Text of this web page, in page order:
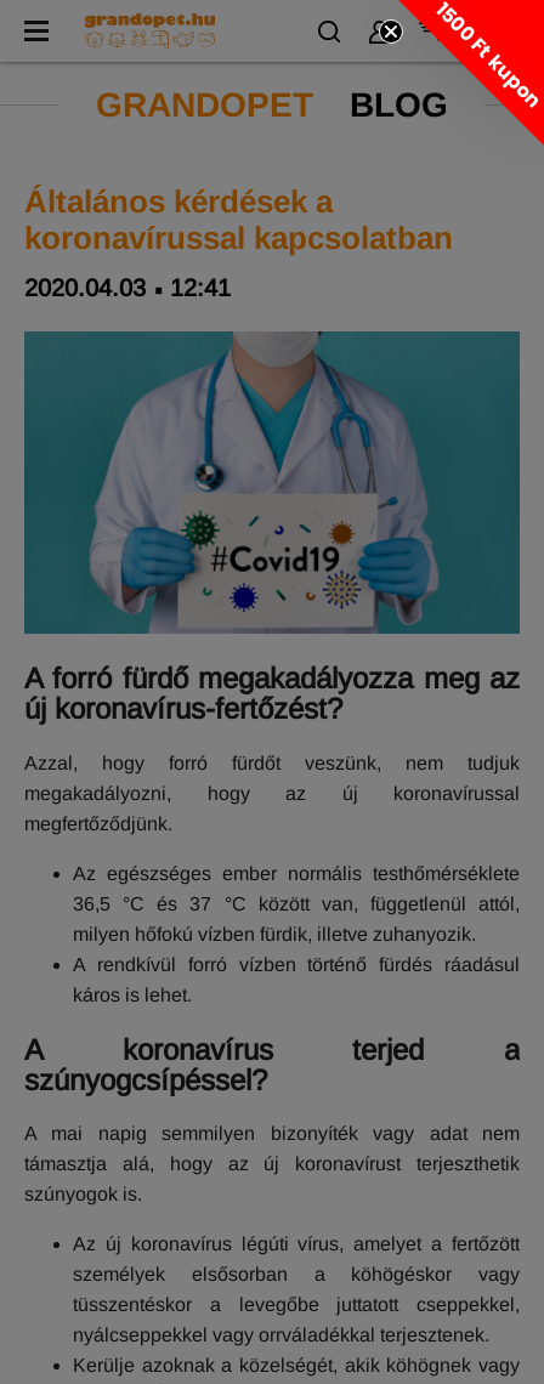
GRANDOPET BLOG
Általános kérdések a
koronavírussal kapcsolatban
2020.04.03 12:41
A forró fürdő megakadályozza meg az
új koronavírus-fertőzést?
Azzal, hogy forró fürdőt veszünk, nem tudjuk
megakadályozni, hogy az új koronavírussal
megfertőződjünk.
Az egészséges ember normális testhőmérséklete
36,5 °C és 37 °C között van, függetlenül attól,
milyen hőfokú vízben fürdik, illetve zuhanyozik.
A rendkívül forró vízben történő fürdés ráadásul
káros is lehet.
A koronavírus terjed a
szúnyogcsípéssel?
A mai napig semmilyen bizonyíték vagy adat nem
támasztja alá, hogy az új koronavírust terjeszthetik
szúnyogok is.
Az új koronavírus légúti vírus, amelyet a fertőzött
személyek elsősorban a köhögéskor vagy
tüsszentéskor a levegőbe juttatott cseppekkel,
nyálcseppekkel vagy orrváladékkal terjesztenek.
Kerülje azoknak a közelségét, akik köhögnek vagy
1500 Ft